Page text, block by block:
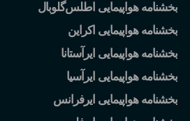
بخشنامه هواپیمایی اطلسگلوبال
بخشنامه هواپیمایی اکراین
بخشنامه هواپیمایی ایرآستانا
بخشنامه هواپیمایی ایرآسیا
بخشنامه هواپیمایی ایرفرانس